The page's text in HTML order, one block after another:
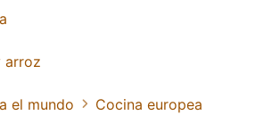
arroz
el mundo Cocina europea